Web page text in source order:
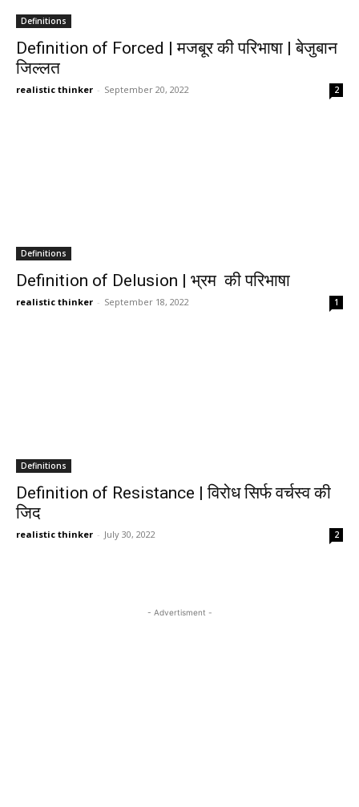
Definitions
Definition of Forced | मजबूर की परिभाषा | बेजुबान
जिल्लत
realistic thinker - September 20, 2022 2
Definitions
Definition of Delusion | भ्रम की परिभाषा
realistic thinker - September 18, 2022 1
Definitions
Definition of Resistance | विरोध सिर्फ वर्चस्व की
जिद
realistic thinker - July 30, 2022 2
- Advertisment -